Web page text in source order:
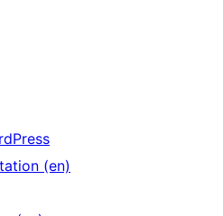
(en)